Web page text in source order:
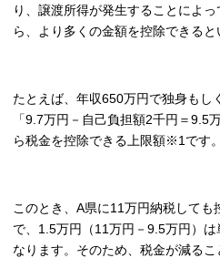
り、譲渡所得が発生することによ
ら、より多くの金額を控除できると
たとえば、年収650万円で独身もし
「9.7万円－自己負担額2千円＝9.5
ら税金を控除できる上限額※1です。
このとき、A県に11万円納税して
で、1.5万円（11万円－9.5万円）
なります。そのため、税金が減る